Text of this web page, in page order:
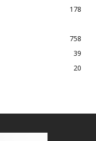
178
758
39
20